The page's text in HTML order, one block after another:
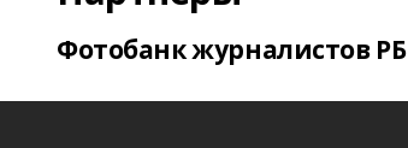
Фотобанк журналистов РБ